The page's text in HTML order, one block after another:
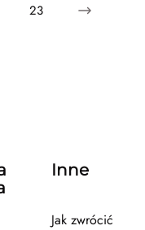
23
Inne
Jak zwrócić